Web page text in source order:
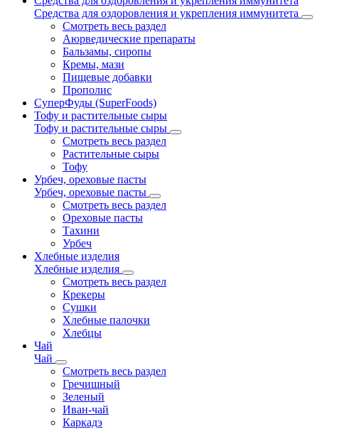
Средства для оздоровления и укрепления иммунитета
Смотреть весь раздел
Аюрведические препараты
Бальзамы, сиропы
Кремы, мази
Пищевые добавки
Прополис
СуперФуды (SuperFoods)
Тофу и растительные сыры
Тофу и растительные сыры
Смотреть весь раздел
Растительные сыры
Тофу
Урбеч, ореховые пасты
Урбеч, ореховые пасты
Смотреть весь раздел
Ореховые пасты
Тахини
Урбеч
Хлебные изделия
Хлебные изделия
Смотреть весь раздел
Крекеры
Сушки
Хлебные палочки
Хлебцы
Чай
Чай
Смотреть весь раздел
Гречишный
Зеленый
Иван-чай
Каркадэ